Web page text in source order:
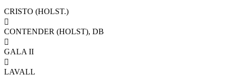
CRISTO (HOLST.)

CONTENDER (HOLST), DB

GALA II

LAVALL